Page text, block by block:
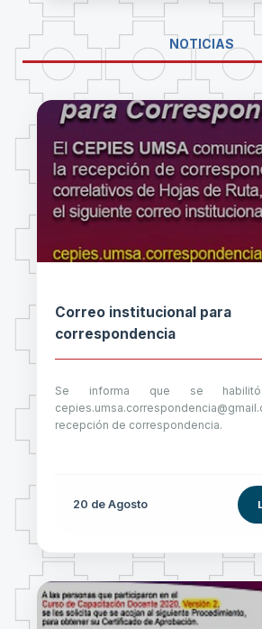
NOTICIAS
Correo institucional para
correspondencia
Se informa que se
recepción de correspondencia.
20 de Agosto